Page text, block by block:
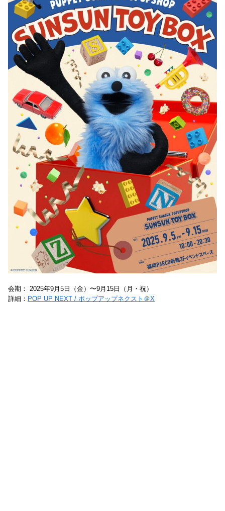
会期： 2025年9月5日（金）〜9月15日（月・祝）
詳細： POP UP NEXT / ポップアップネクスト＠X